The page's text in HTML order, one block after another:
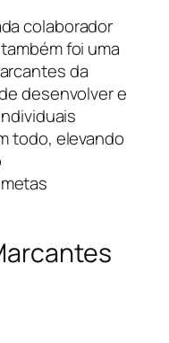
colaborador
foi uma
da
desenvolver e
todo, elevando